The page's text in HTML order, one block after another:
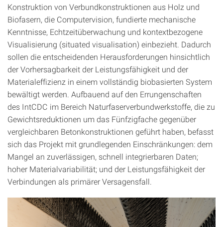
Konstruktion von Verbundkonstruktionen aus Holz und
Biofasern, die Computervision, fundierte mechanische
Kenntnisse, Echtzeitüberwachung und kontextbezogene
Visualisierung (situated visualisation) einbezieht. Dadurch
sollen die entscheidenden Herausforderungen hinsichtlich
der Vorhersagbarkeit der Leistungsfähigkeit und der
Materialeffizienz in einem vollständig biobasierten System
bewältigt werden. Aufbauend auf den Errungenschaften
des IntCDC im Bereich Naturfaserverbundwerkstoffe, die zu
Gewichtsreduktionen um das Fünfzigfache gegenüber
vergleichbaren Betonkonstruktionen geführt haben, befasst
sich das Projekt mit grundlegenden Einschränkungen: dem
Mangel an zuverlässigen, schnell integrierbaren Daten;
hoher Materialvariabilität; und der Leistungsfähigkeit der
Verbindungen als primärer Versagensfall.